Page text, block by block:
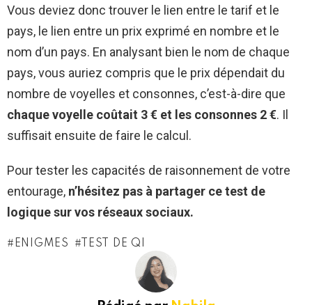
Vous deviez donc trouver le lien entre le tarif et le
pays, le lien entre un prix exprimé en nombre et le
nom d’un pays. En analysant bien le nom de chaque
pays, vous auriez compris que le prix dépendait du
nombre de voyelles et consonnes, c’est-à-dire que
chaque voyelle coûtait 3 € et les consonnes 2 €. Il
suffisait ensuite de faire le calcul.
Pour tester les capacités de raisonnement de votre
entourage, n’hésitez pas à partager ce test de
logique sur vos réseaux sociaux.
ENIGMES TEST DE QI